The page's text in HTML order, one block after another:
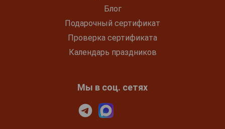
Блог
Подарочный сертификат
Проверка сертификата
Календарь праздников
Мы в соц. сетях